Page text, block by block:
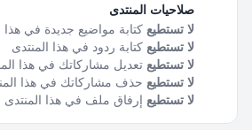
صلاحيات المنتدى
لا تستطيع كتابة مواضيع جديدة في هذا
لا تستطيع كتابة ردود في هذا المنتدى
لا تستطيع تعديل مشاركاتك في هذا
لا تستطيع حذف مشاركاتك في هذا
لا تستطيع إرفاق ملف في هذا المنتدى